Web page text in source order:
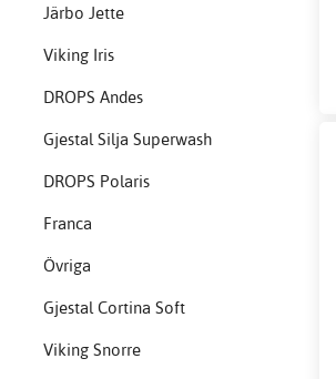
Järbo Jette
Viking Iris
DROPS Andes
Gjestal Silja Superwash
DROPS Polaris
Franca
Övriga
Gjestal Cortina Soft
Viking Snorre